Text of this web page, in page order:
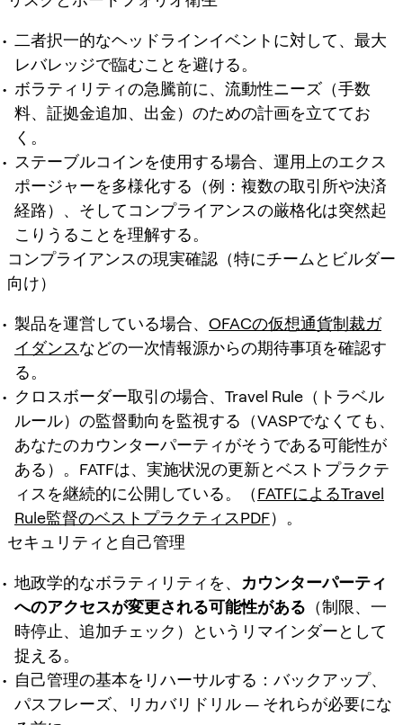
二者択一的なヘッドラインイベントに対して、最大
レバレッジで臨むことを避ける。
ボラティリティの急騰前に、流動性ニーズ（手数
料、証拠金追加、出金）のための計画を立ててお
く。
ステーブルコインを使用する場合、運用上のエクス
ポージャーを多様化する（例：複数の取引所や決済
経路）、そしてコンプライアンスの厳格化は突然起
こりうることを理解する。
コンプライアンスの現実確認（特にチームとビルダー
向け）
製品を運営している場合、 OFACの仮想通貨制裁ガ
イダンスなどの一次情報源からの期待事項を確認す
る。
クロスボーダー取引の場合、Travel Rule（トラベル
ルール）の監督動向を監視する（VASPでなくても、
あなたのカウンターパーティがそうである可能性が
ある）。FATFは、実施状況の更新とベストプラクテ
ィスを継続的に公開している。（FATFによるTravel
Rule監督のベストプラクティスPDF）。
セキュリティと自己管理
地政学的なボラティリティを、 カウンターパーティ
へのアクセスが変更される可能性がある （制限、一
時停止、追加チェック）というリマインダーとして
捉える。
自己管理の基本をリハーサルする：バックアップ、
パスフレーズ、リカバリドリル — それらが必要にな